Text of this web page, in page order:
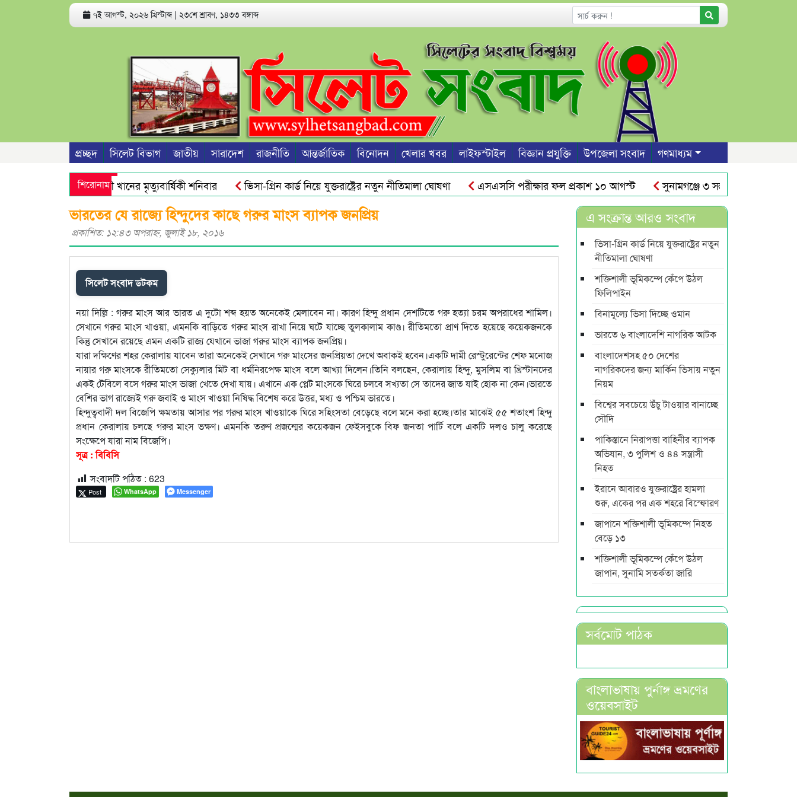
৭ই আগস্ট, ২০২৬ খ্রিস্টাব্দ | ২৩শে শ্রাবণ, ১৪৩৩ বঙ্গাব্দ
প্রচ্ছদ সিলেট বিভাগ জাতীয় সারাদেশ রাজনীতি আন্তর্জাতিক বিনোদন খেলার খবর লাইফস্টাইল বিজ্ঞান প্রযুক্তি উপজেলা সংবাদ গণমাধ্যম
শিরোনাম
সভাপতি রজব আলী খানের মৃত্যুবার্ষিকী শনিবার ভিসা-গ্রিন কার্ড নিয়ে যুক্তরাষ্ট্রের নতুন নীতিমালা ঘোষণা এসএসসি পরীক্ষার ফল প্রকাশ ১০ আগস্ট
সুনামগঞ্জে ৩ সন্তান রেখে প্রেমিকের
নতুন বাংলাদেশের পথচলা শুরু হবে জুলাই স্মৃতি জাদুঘর থেকে : ড. ইউনূস ওসমানীনগরে রাতের আঁধারে রাস্তার উপর দেয়াল নির্মাণ শাবিতে রুদ্র সেনের
ভারতের যে রাজ্যে হিন্দুদের কাছে গরুর মাংস ব্যাপক জনপ্রিয়
প্রকাশিত: ১২:৪৩ অপরাহ্ণ, জুলাই ১৮, ২০১৬
সিলেট সংবাদ ডটকম
নয়া দিল্লি : গরুর মাংস আর ভারত এ দুটো শব্দ হয়ত অনেকেই মেলাবেন না। কারণ হিন্দু প্রধান দেশটিতে গরু হত্যা চরম অপরাধের শামিল।
সেখানে গরুর মাংস খাওয়া, এমনকি বাড়িতে গরুর মাংস রাখা নিয়ে ঘটে যাচ্ছে তুলকালাম কাণ্ড। রীতিমতো প্রাণ দিতে হয়েছে কয়েকজনকে
কিন্তু সেখানে রয়েছে এমন একটি রাজ্য যেখানে ভাজা গরুর মাংস ব্যাপক জনপ্রিয়।
যারা দক্ষিণের শহর কেরালায় যাবেন তারা অনেকেই সেখানে গরু মাংসের জনপ্রিয়তা দেখে অবাকই হবেন।একটি দামী রেস্টুরেন্টের শেফ মনোজ
নায়ার গরু মাংসকে রীতিমতো সেক্যুলার মিট বা ধর্মনিরপেক্ষ মাংস বলে আখ্যা দিলেন।তিনি বলছেন, কেরালায় হিন্দু, মুসলিম বা খ্রিস্টানদের
একই টেবিলে বসে গরুর মাংস ভাজা খেতে দেখা যায়। এখানে এক প্লেট মাংসকে ঘিরে চলবে সখ্যতা সে তাদের জাত যাই হোক না কেন।ভারতে
বেশির ভাগ রাজ্যেই গরু জবাই ও মাংস খাওয়া নিষিদ্ধ বিশেষ করে উত্তর, মধ্য ও পশ্চিম ভারতে।
হিন্দুত্ববাদী দল বিজেপি ক্ষমতায় আসার পর গরুর মাংস খাওয়াকে ঘিরে সহিংসতা বেড়েছে বলে মনে করা হচ্ছে।তার মাঝেই ৫৫ শতাংশ হিন্দু
প্রধান কেরালায় চলছে গরুর মাংস ভক্ষণ। এমনকি তরুণ প্রজন্মের কয়েকজন ফেইসবুকে বিফ জনতা পার্টি বলে একটি দলও চালু করেছে
সংক্ষেপে যারা নাম বিজেপি।
সূত্র : বিবিসি
সংবাদটি পঠিত : 623
Post WhatsApp Messenger
এ সংক্রান্ত আরও সংবাদ
ভিসা-গ্রিন কার্ড নিয়ে যুক্তরাষ্ট্রের নতুন
নীতিমালা ঘোষণা
শক্তিশালী ভূমিকম্পে কেঁপে উঠল
ফিলিপাইন
বিনামূল্যে ভিসা দিচ্ছে ওমান
ভারতে ৬ বাংলাদেশি নাগরিক আটক
বাংলাদেশসহ ৫০ দেশের
নাগরিকদের জন্য মার্কিন ভিসায় নতুন
নিয়ম
বিশ্বের সবচেয়ে উঁচু টাওয়ার বানাচ্ছে
সৌদি
পাকিস্তানে নিরাপত্তা বাহিনীর ব্যাপক
অভিযান, ৩ পুলিশ ও ৪৪ সন্ত্রাসী
নিহত
ইরানে আবারও যুক্তরাষ্ট্রের হামলা
শুরু, একের পর এক শহরে বিস্ফোরণ
জাপানে শক্তিশালী ভূমিকম্পে নিহত
বেড়ে ১৩
শক্তিশালী ভূমিকম্পে কেঁপে উঠল
জাপান, সুনামি সতর্কতা জারি
সর্বমোট পাঠক
বাংলাভাষায় পুর্নাঙ্গ ভ্রমণের
ওয়েবসাইট